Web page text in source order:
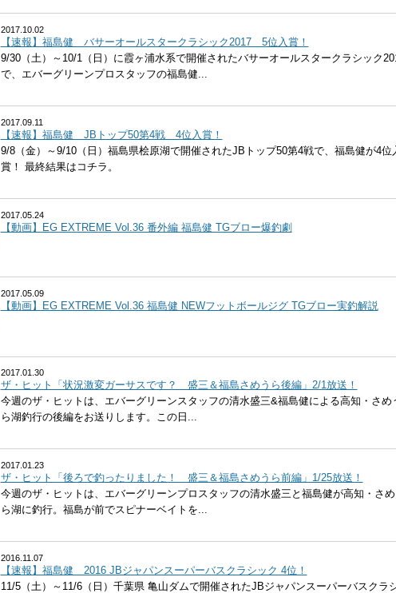
2017.10.02
【速報】福島健 バサーオールスタークラシック2017 5位入賞！
9/30（土）～10/1（日）に霞ヶ浦水系で開催されたバサーオールスタークラシック
で、エバーグリーンプロスタッフの福島健...
2017.09.11
【速報】福島健 JBトップ50第4戦 4位入賞！
9/8（金）～9/10（日）福島県桧原湖で開催されたJBトップ50第4戦で、福島健が4位
賞！ 最終結果はコチラ。
2017.05.24
【動画】EG EXTREME Vol.36 番外編 福島健 TGブロー爆釣劇
2017.05.09
【動画】EG EXTREME Vol.36 福島健 NEWフットボールジグ TGブロー実釣解説
2017.01.30
ザ・ヒット「状況激変ガーサスです？ 盛三＆福島さめうら後編」2/1放送！
今週のザ・ヒットは、エバーグリーンスタッフの清水盛三&福島健による高知・さめ
ら湖釣行の後編をお送りします。この日...
2017.01.23
ザ・ヒット「後ろで釣ったりました！ 盛三＆福島さめうら前編」1/25放送！
今週のザ・ヒットは、エバーグリーンプロスタッフの清水盛三と福島健が高知・さめ
ら湖に釣行。福島が前でスピナーベイトを...
2016.11.07
【速報】福島健 2016 JBジャパンスーパーバスクラシック 4位！
11/5（土）～11/6（日）千葉県 亀山ダムで開催されたJBジャパンスーパーバスクラ